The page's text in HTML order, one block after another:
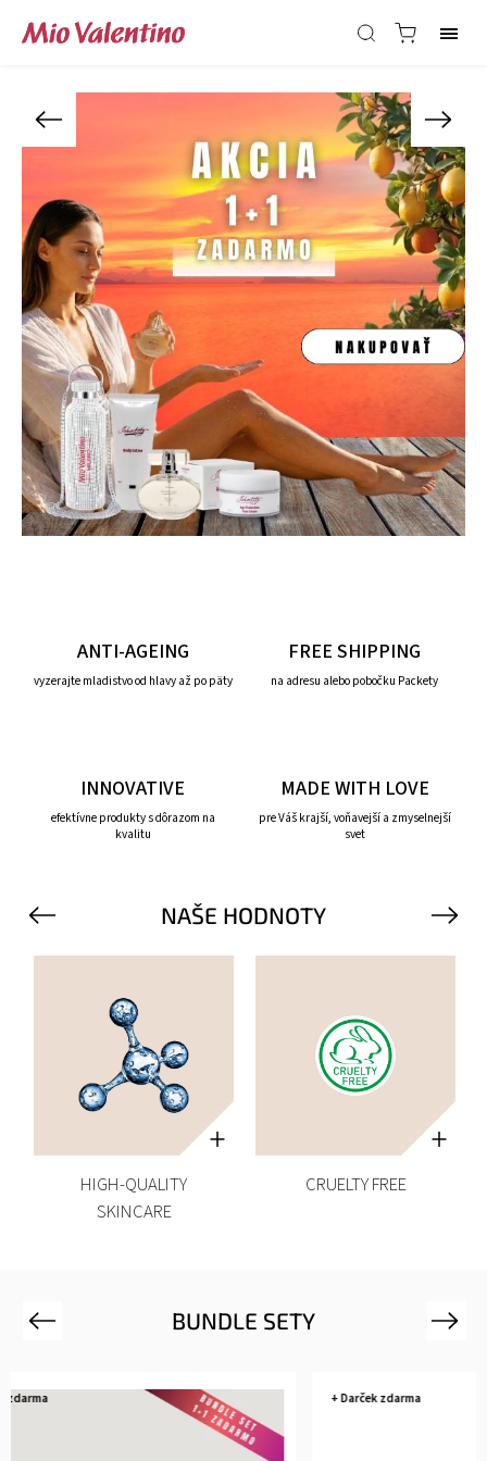
ANTI-AGEING
vyzerajte mladistvo od hlavy až po päty
FREE SHIPPING
na adresu alebo pobočku Packety
INNOVATIVE
efektívne produkty s dôrazom na
kvalitu
MADE WITH LOVE
pre Váš krajší, voňavejší a zmyselnejší
svet
NAŠE HODNOTY
Previous
HIGH-QUALITY
SKINCARE
CRUELTY FREE
Next
BUNDLE SETY
Previous
+ Darček zdarma + Darček
Next